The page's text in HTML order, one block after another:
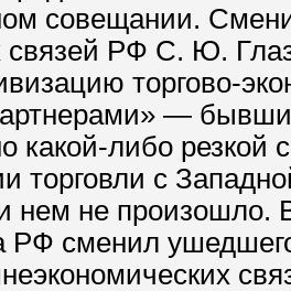
совещании.
связей РФ С. Ю.
торгово-
—
какой-либо резкой
торговли с
нем не произошло.
РФ сменил